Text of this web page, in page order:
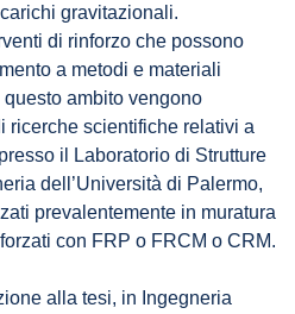
gravitazionali.
di rinforzo che possono
a metodi e materiali
ambito vengono
ricerche scientifiche relativi a
il Laboratorio di Strutture
dell’Università di Palermo,
prevalentemente in muratura
con FRP o FRCM o CRM.
alla tesi, in Ingegneria